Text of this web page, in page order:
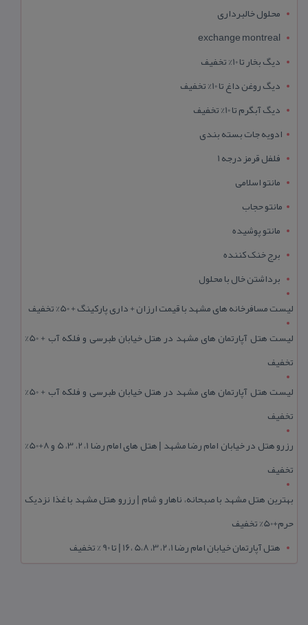
محلول خالبرداری
exchange montreal
دیگ بخار تا 10% تخفیف
دیگ روغن داغ تا 10% تخفیف
دیگ آبگرم تا 10% تخفیف
ادویه جات بسته بندی
فلفل قرمز درجه 1
مانتو اسلامی
مانتو حجاب
مانتو پوشیده
برج خنک کننده
برداشتن خال با محلول
لیست مسافرخانه های مشهد با قیمت ارزان + داری پارکینگ + 50% تخفیف
لیست هتل آپارتمان های مشهد در هتل خیابان طبرسی و فلکه آب + 50%
تخفیف
لیست هتل آپارتمان های مشهد در هتل خیابان طبرسی و فلکه آب + 50%
تخفیف
رزرو هتل در خیابان امام رضا مشهد | هتل‌ های امام رضا 1، 2، 3، 5 و 8+50%
تخفیف
بهترین هتل مشهد با صبحانه، ناهار و شام | رزرو هتل مشهد با غذا نزدیک
حرم+50% تخفیف
هتل آپارتمان خیابان امام رضا 1، 2، 3، 5،8 ،16 | تا 90 % تخفیف